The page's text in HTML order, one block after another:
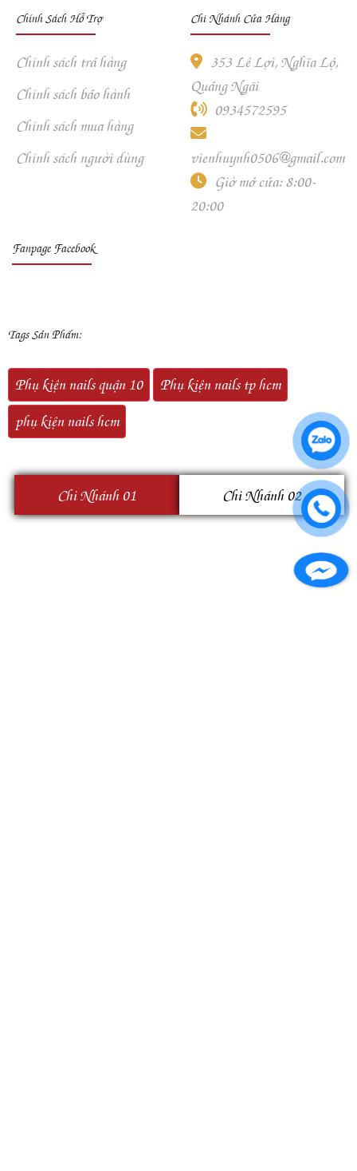
Chính Sách Hỗ Trợ
Chính sách trả hàng
Chính sách bảo hành
Chính sách mua hàng
Chính sách người dùng
Chi Nhánh Cửa Hàng
353 Lê Lợi, Nghĩa Lộ,
Quảng Ngãi
0934572595
vienhuynh0506@gmail.com
Giờ mở cửa: 8:00-
20:00
Fanpage Facebook
Tags Sản Phẩm:
Phụ kiện nails quận 10
Phụ kiện nails tp hcm
phụ kiện nails hcm
Chi Nhánh 01 Chi Nhánh 02